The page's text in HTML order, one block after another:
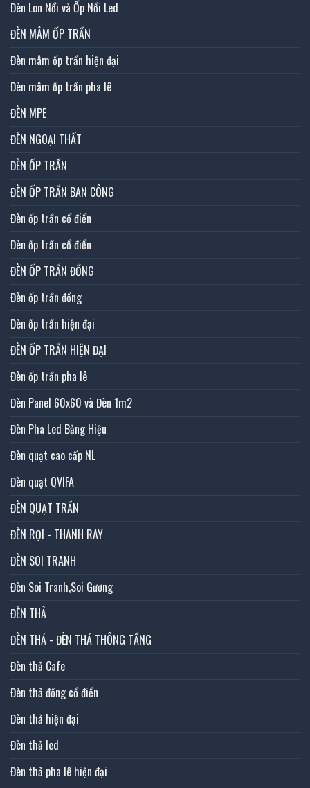
Đèn Lon Nổi và Ốp Nổi Led
ĐÈN MÂM ỐP TRẦN
Đèn mâm ốp trần hiện đại
Đèn mâm ốp trần pha lê
ĐÈN MPE
ĐÈN NGOẠI THẤT
ĐÈN ỐP TRẦN
ĐÈN ỐP TRẦN BAN CÔNG
Đèn ốp trần cổ điển
Đèn ốp trần cổ điển
ĐÈN ỐP TRẦN ĐỒNG
Đèn ốp trần đồng
Đèn ốp trần hiện đại
ĐÈN ỐP TRẦN HIỆN ĐẠI
Đèn ốp trần pha lê
Đèn Panel 60x60 và Đèn 1m2
Đèn Pha Led Bảng Hiệu
Đèn quạt cao cấp NL
Đèn quạt QVIFA
ĐÈN QUẠT TRẦN
ĐÈN RỌI - THANH RAY
ĐÈN SOI TRANH
Đèn Soi Tranh,Soi Gương
ĐÈN THẢ
ĐÈN THẢ - ĐÈN THẢ THÔNG TẦNG
Đèn thả Cafe
Đèn thả đồng cổ điển
Đèn thả hiện đại
Đèn thả led
Đèn thả pha lê hiện đại